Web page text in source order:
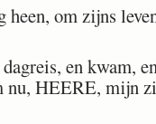
om zijns
en kwam,
nu, HEERE, mijn